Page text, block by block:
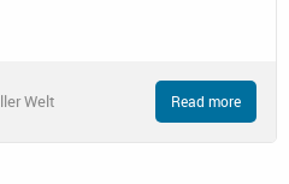
Welt Read more